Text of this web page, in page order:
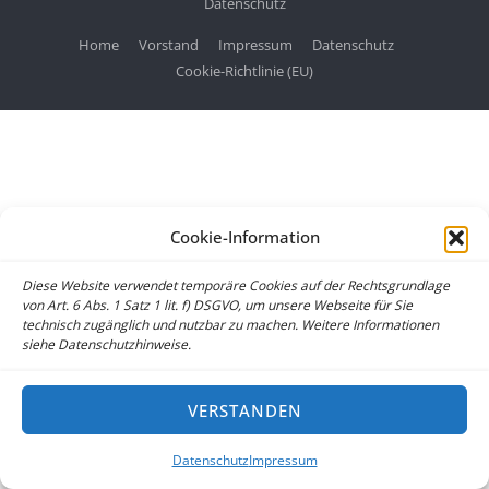
Cookie-Information
Diese Website verwendet temporäre Cookies auf der Rechtsgrundlage
von Art. 6 Abs. 1 Satz 1 lit. f) DSGVO, um unsere Webseite für Sie
technisch zugänglich und nutzbar zu machen. Weitere Informationen
siehe Datenschutzhinweise.
VERSTANDEN
DatenschutzImpressum
Home Vorstand Impressum
Datenschutz
Cookie-Richtlinie (EU)